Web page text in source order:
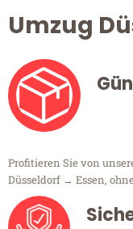
Umzug
Profitieren Sie von
Düsseldorf → Essen,